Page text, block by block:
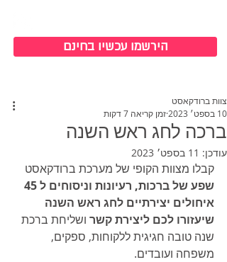
הירשמו עכשיו בחינם
ברכה לחג ראש השנה
צוות ברודקאסט
10 בספט׳ 2023
זמן קריאה 7 דקות
עודכן: 11 בספט׳ 2023
קבלו מצוות הקופי של מערכת ברודקאסט
איחולים יצירתיים לחג ראש השנה
שיעזורו לכם ליצירת קשר ושליחת ברכת
שנה טובה חגיגית ללקוחות, ספקים,
משפחה ועובדים.